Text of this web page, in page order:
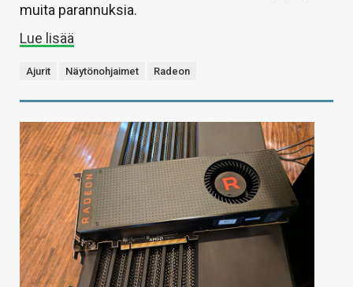
muita parannuksia.
Lue lisää
Ajurit Näytönohjaimet Radeon